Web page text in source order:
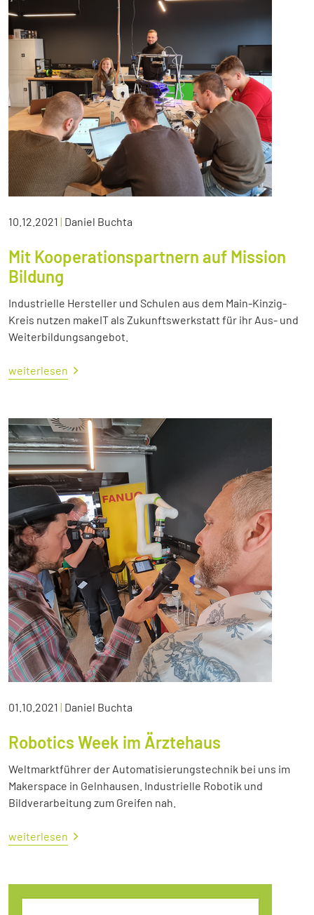
10.12.2021 | Daniel Buchta
Mit Kooperationspartnern auf Mission
Bildung
Industrielle Hersteller und Schulen aus dem Main-Kinzig-
Kreis nutzen makeIT als Zukunftswerkstatt für ihr Aus- und
Weiterbildungsangebot.
weiterlesen
01.10.2021 | Daniel Buchta
Robotics Week im Ärztehaus
Weltmarktführer der Automatisierungstechnik bei uns im
Makerspace in Gelnhausen. Industrielle Robotik und
Bildverarbeitung zum Greifen nah.
weiterlesen